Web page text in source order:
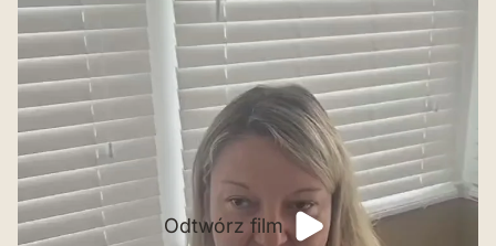
Odtwórz film